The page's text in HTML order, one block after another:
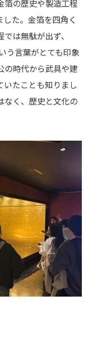
箔の歴史や製造工程
た。金箔を四角く
は無駄が出ず、
う言葉がとても印象
の時代から武具や建
たことも知りまし
なく、歴史と文化の